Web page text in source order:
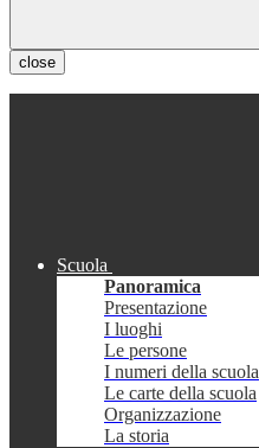
close
Scuola
Panoramica
Presentazione
I luoghi
Le persone
I numeri della scuola
Le carte della scuola
Organizzazione
La storia